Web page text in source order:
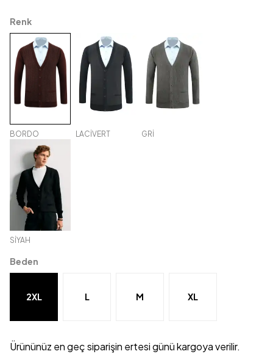
Renk
BORDO LACİVERT GRİ
SİYAH
Beden
2XL L M XL
Ürününüz en geç siparişin ertesi günü kargoya verilir.